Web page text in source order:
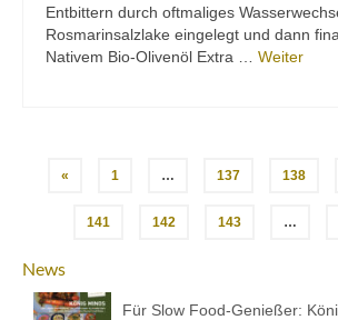
Entbittern durch oftmaliges
Rosmarinsalzlake eingelegt und dann
Nativem Bio-Olivenöl Extra … Weiter
Beitragsnavigation
« 1 … 137 138
141 142 143 …
News
Für Slow Food-Genießer: